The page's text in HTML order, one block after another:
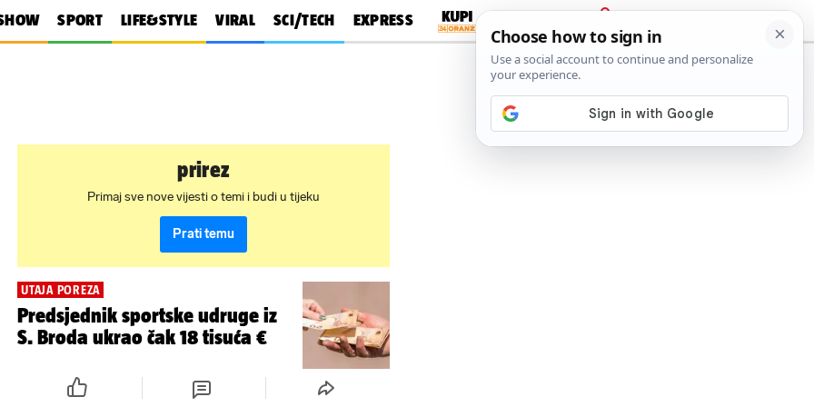
SPORT LIFE&STYLE VIRAL SCI/TECH EXPRESS
PRIJAVA
prirez
Primaj sve nove vijesti o temi i budi u tijeku
Prati temu
UTAJA POREZA
Predsjednik sportske udruge iz
S. Broda ukrao čak 18 tisuća €